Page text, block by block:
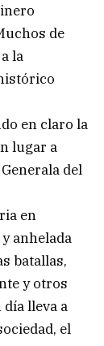
de
la
en claro la
lugar a
del
en
anhelada
batallas,
y otros
lleva a
el